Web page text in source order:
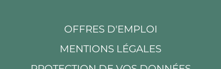
OFFRES D'EMPLOI
MENTIONS LÉGALES